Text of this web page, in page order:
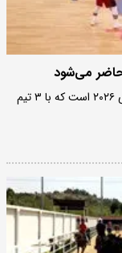
بسکتبال از جمله رشته‌های اعزامی به بازی‌های آسیایی ۲۰۲۶ است که با ۳ تیم